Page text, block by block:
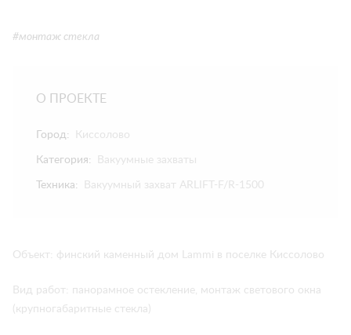
#монтаж стекла
О ПРОЕКТЕ
Город: Киссолово
Категория: Вакуумные захваты
Техника: Вакуумный захват ARLIFT-F/R-1500
Объект: финский каменный дом Lammi в поселке Киссолово
Вид работ: панорамное остекление, монтаж светового окна
(крупногабаритные стекла)